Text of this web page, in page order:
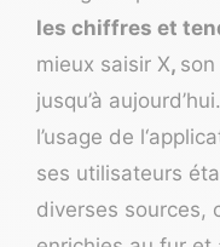
les chiffres et
mieux saisir X,
jusqu’à
l’usage de
ses utilisateurs
diverses sources,